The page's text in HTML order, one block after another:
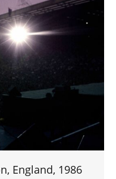
England, 1986